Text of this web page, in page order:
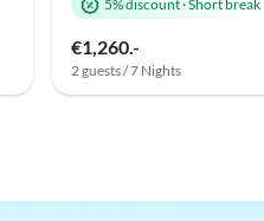
5% discount·Short break
€1,260.-
2 guests / 7 Nights